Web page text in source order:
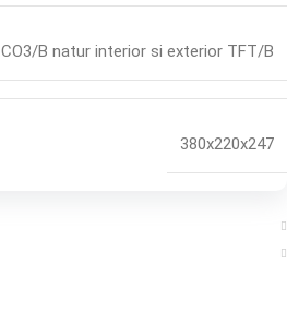
CO3/B natur interior si exterior TFT/B
380x220x247